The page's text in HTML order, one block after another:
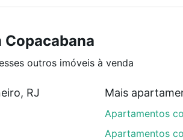
Copacabana
outros imóveis à venda
RJ Mais
Apartamentos
Apartamentos